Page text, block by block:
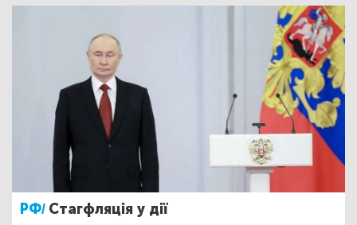
РФ/ Стагфляція у дії